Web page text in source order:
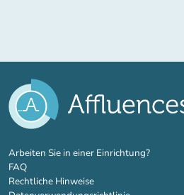
Arbeiten Sie in einer Einrichtung?(new tab)
FAQ
Rechtliche Hinweise